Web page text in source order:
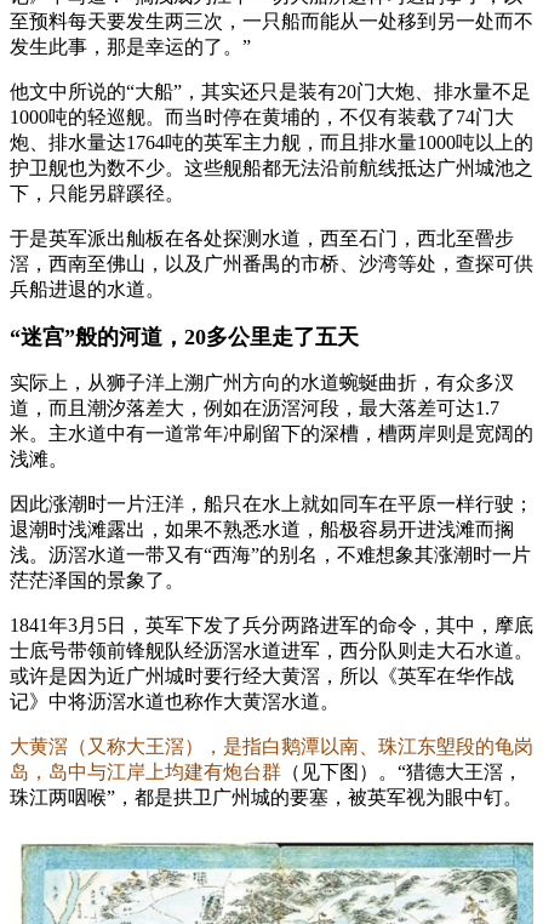
至预料每天要发生两三次，一只船而能从一处移到另一处而不
发生此事，那是幸运的了。”
他文中所说的“大船”，其实还只是装有20门大炮、排水量不足
1000吨的轻巡舰。而当时停在黄埔的，不仅有装载了74门大
炮、排水量达1764吨的英军主力舰，而且排水量1000吨以上的
护卫舰也为数不少。这些舰船都无法沿前航线抵达广州城池之
下，只能另辟蹊径。
于是英军派出舢板在各处探测水道，西至石门，西北至罾步
滘，西南至佛山，以及广州番禺的市桥、沙湾等处，查探可供
兵船进退的水道。
“迷宫”般的河道，20多公里走了五天
实际上，从狮子洋上溯广州方向的水道蜿蜒曲折，有众多汊
道，而且潮汐落差大，例如在沥滘河段，最大落差可达1.7
米。主水道中有一道常年冲刷留下的深槽，槽两岸则是宽阔的
浅滩。
因此涨潮时一片汪洋，船只在水上就如同车在平原一样行驶；
退潮时浅滩露出，如果不熟悉水道，船极容易开进浅滩而搁
浅。沥滘水道一带又有“西海”的别名，不难想象其涨潮时一片
茫茫泽国的景象了。
1841年3月5日，英军下发了兵分两路进军的命令，其中，摩底
士底号带领前锋舰队经沥滘水道进军，西分队则走大石水道。
或许是因为近广州城时要行经大黄滘，所以《英军在华作战
记》中将沥滘水道也称作大黄滘水道。
大黄滘（又称大王滘），是指白鹅潭以南、珠江东塱段的龟岗
岛，岛中与江岸上均建有炮台群 （见下图）。“猎德大王滘，
珠江两咽喉”，都是拱卫广州城的要塞，被英军视为眼中钉。